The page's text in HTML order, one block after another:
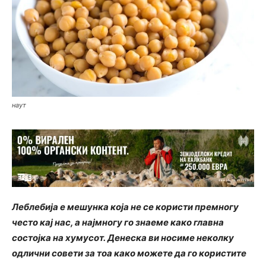
наут
Леблебија е мешунка која не се користи премногу
често кај нас, а најмногу го знаеме како главна
состојка на хумусот. Денеска ви носиме неколку
одлични совети за тоа како можете да го користите